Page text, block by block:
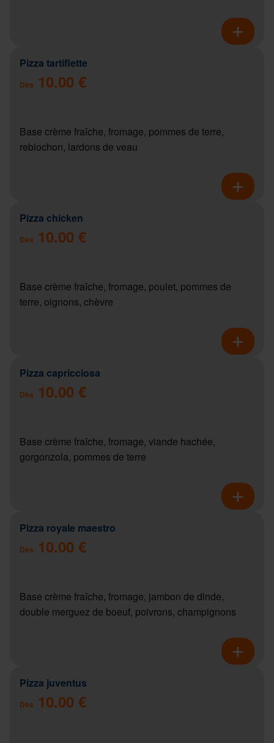
Pizza tartiflette
Dès 10.00 €
Base crème fraîche, fromage, pommes de terre,
reblochon, lardons de veau
Pizza chicken
Dès 10.00 €
Base crème fraîche, fromage, poulet, pommes de
terre, oignons, chèvre
Pizza capricciosa
Dès 10.00 €
Base crème fraîche, fromage, viande hachée,
gorgonzola, pommes de terre
Pizza royale maestro
Dès 10.00 €
Base crème fraîche, fromage, jambon de dinde,
double merguez de boeuf, poivrons, champignons
Pizza juventus
Dès 10.00 €